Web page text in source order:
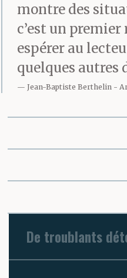
montre des
c’est un
espérer au
quelques autres
Jean-Baptiste Berthelin
De troublants